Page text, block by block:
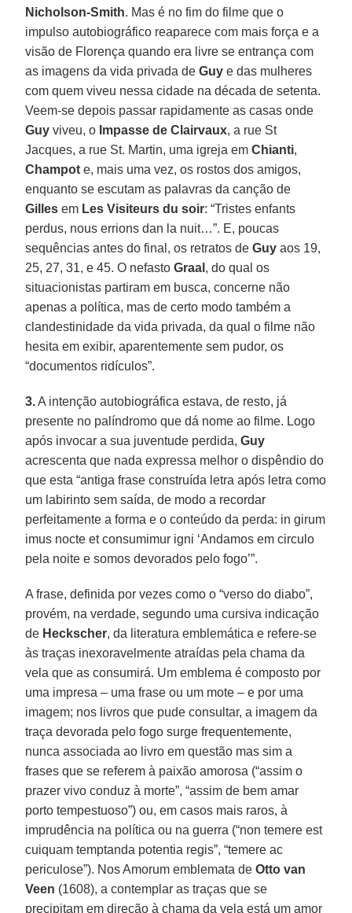
Nicholson-Smith. Mas é no fim do filme que o
impulso autobiográfico reaparece com mais força e a
visão de Florença quando era livre se entrança com
as imagens da vida privada deGuy e das mulheres
com quem viveu nessa cidade na década de setenta.
Veem-se depois passar rapidamente as casas onde
Guy viveu, o Impasse de Clairvaux, a rue St
Jacques, a rue St. Martin, uma igreja emChianti,
Champot e, mais uma vez, os rostos dos amigos,
enquanto se escutam as palavras da canção de
Gilles em Les Visiteurs du soir: “Tristes enfants
perdus, nous errions dan la nuit…”. E, poucas
sequências antes do final, os retratos deGuy aos 19,
25, 27, 31, e 45. O nefastoGraal , do qual os
situacionistas partiram em busca, concerne não
apenas a política, mas de certo modo também a
clandestinidade da vida privada, da qual o filme não
hesita em exibir, aparentemente sem pudor, os
“documentos ridículos”.
3.A intenção autobiográfica estava, de resto, já
presente no palíndromo que dá nome ao filme. Logo
após invocar a sua juventude perdida,Guy
acrescenta que nada expressa melhor o dispêndio do
que esta “antiga frase construída letra após letra como
um labirinto sem saída, de modo a recordar
perfeitamente a forma e o conteúdo da perda: in girum
imus nocte et consumimur igni ‘Andamos em circulo
pela noite e somos devorados pelo fogo’”.
A frase, definida por vezes como o “verso do diabo”,
provém, na verdade, segundo uma cursiva indicação
de Heckscher, da literatura emblemática e refere-se
às traças inexoravelmente atraídas pela chama da
vela que as consumirá. Um emblema é composto por
uma impresa – uma frase ou um mote – e por uma
imagem; nos livros que pude consultar, a imagem da
traça devorada pelo fogo surge frequentemente,
nunca associada ao livro em questão mas sim a
frases que se referem à paixão amorosa (“assim o
prazer vivo conduz à morte”, “assim de bem amar
porto tempestuoso”) ou, em casos mais raros, à
imprudência na política ou na guerra (“non temere est
cuiquam temptanda potentia regis”, “temere ac
periculose”). Nos Amorum emblemata deOtto van
Veen (1608), a contemplar as traças que se
precipitam em direção à chama da vela está um amor